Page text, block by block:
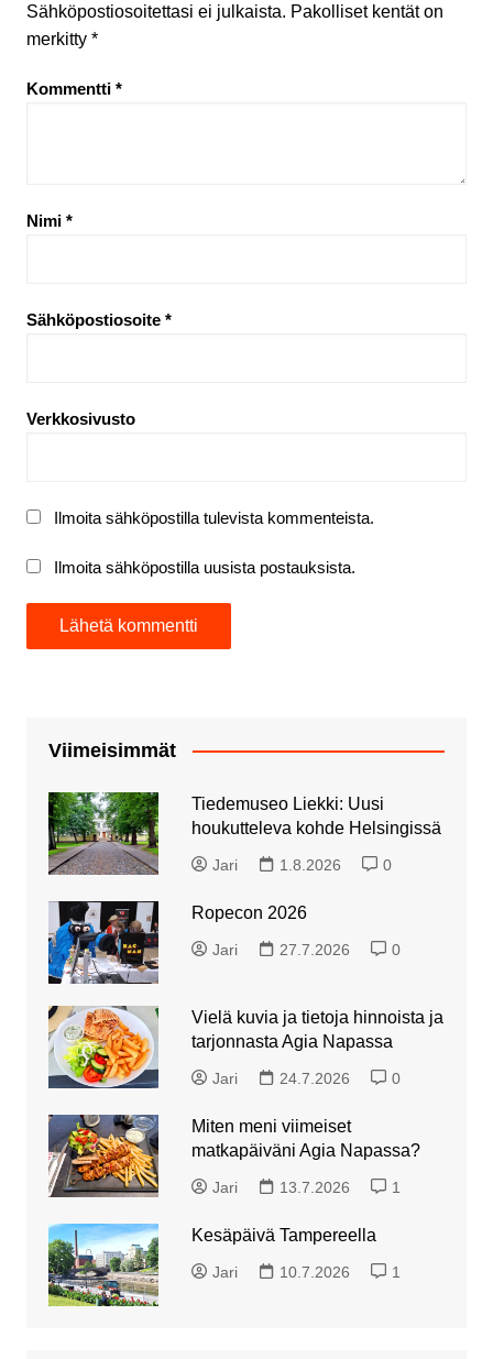
Sähköpostiosoitettasi ei julkaista. Pakolliset kentät on
merkitty *
Kommentti *
Nimi *
Sähköpostiosoite *
Verkkosivusto
Ilmoita sähköpostilla tulevista kommenteista.
Ilmoita sähköpostilla uusista postauksista.
Viimeisimmät
Tiedemuseo Liekki: Uusi
houkutteleva kohde Helsingissä
Jari 1.8.2026 0
Ropecon 2026
Jari 27.7.2026 0
Vielä kuvia ja tietoja hinnoista ja
tarjonnasta Agia Napassa
Jari 24.7.2026 0
Miten meni viimeiset
matkapäiväni Agia Napassa?
Jari 13.7.2026 1
Kesäpäivä Tampereella
Jari 10.7.2026 1